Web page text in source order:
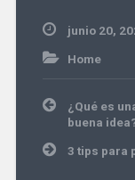
junio 20,
Home
Navegación
de
entradas
¿Qué es
buena
3 tips para